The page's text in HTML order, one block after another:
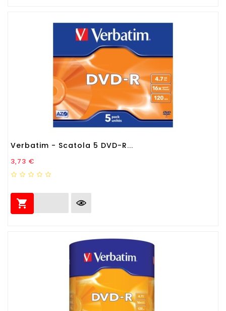
Verbatim - Scatola 5 DVD-R...
Prezzo
3,73 €
